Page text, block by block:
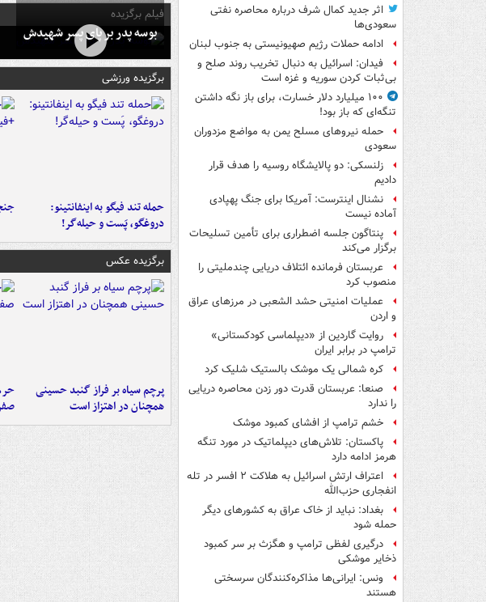
اثر جدید کمال شرف درباره محاصره نفتی
سعودی‌ها
ادامه حملات رژیم صهیونیستی به جنوب لبنان
فیدان: اسرائیل به دنبال تخریب روند صلح و
بی‌ثبات کردن سوریه و غزه است
۱۰۰ میلیارد دلار خسارت، برای باز نگه داشتن
تنگه‌ای که باز بود!
حمله نیروهای مسلح یمن به مواضع مزدوران
سعودی
زلنسکی: دو پالایشگاه روسیه را هدف قرار
دادیم
نشنال اینترست: آمریکا برای جنگ پهپادی
آماده نیست
پنتاگون جلسه اضطراری برای تأمین تسلیحات
برگزار می‌کند
عربستان فرمانده ائتلاف دریایی چندملیتی را
منصوب کرد
عملیات امنیتی حشد الشعبی در مرزهای عراق
و اردن
روایت گاردین از «دیپلماسی کودکستانی»
ترامپ در برابر ایران
کره شمالی یک موشک بالستیک شلیک کرد
صنعا: عربستان قدرت دور زدن محاصره دریایی
را ندارد
خشم ترامپ از افشای کمبود موشک
پاکستان: تلاش‌های دیپلماتیک در مورد تنگه
هرمز ادامه دارد
اعتراف ارتش اسرائیل به هلاکت ۲ افسر در تله
انفجاری حزب‌الله
بغداد: نباید از خاک عراق به کشورهای دیگر
حمله شود
درگیری لفظی ترامپ و هگزث بر سر کمبود
ذخایر موشکی
ونس: ایرانی‌ها مذاکره‌کنندگان سرسختی
هستند
فیلم برگزیده
بوسه‌ پدر بر پای پسر شهیدش
برگزیده ورزشی
حمله تند فیگو به اینفانتینو:
دروغگو، پَست‌ و حیله‌گر!
برگزیده عکس
پرچم سیاه بر فراز گنبد حسینی
همچنان در اهتزاز است